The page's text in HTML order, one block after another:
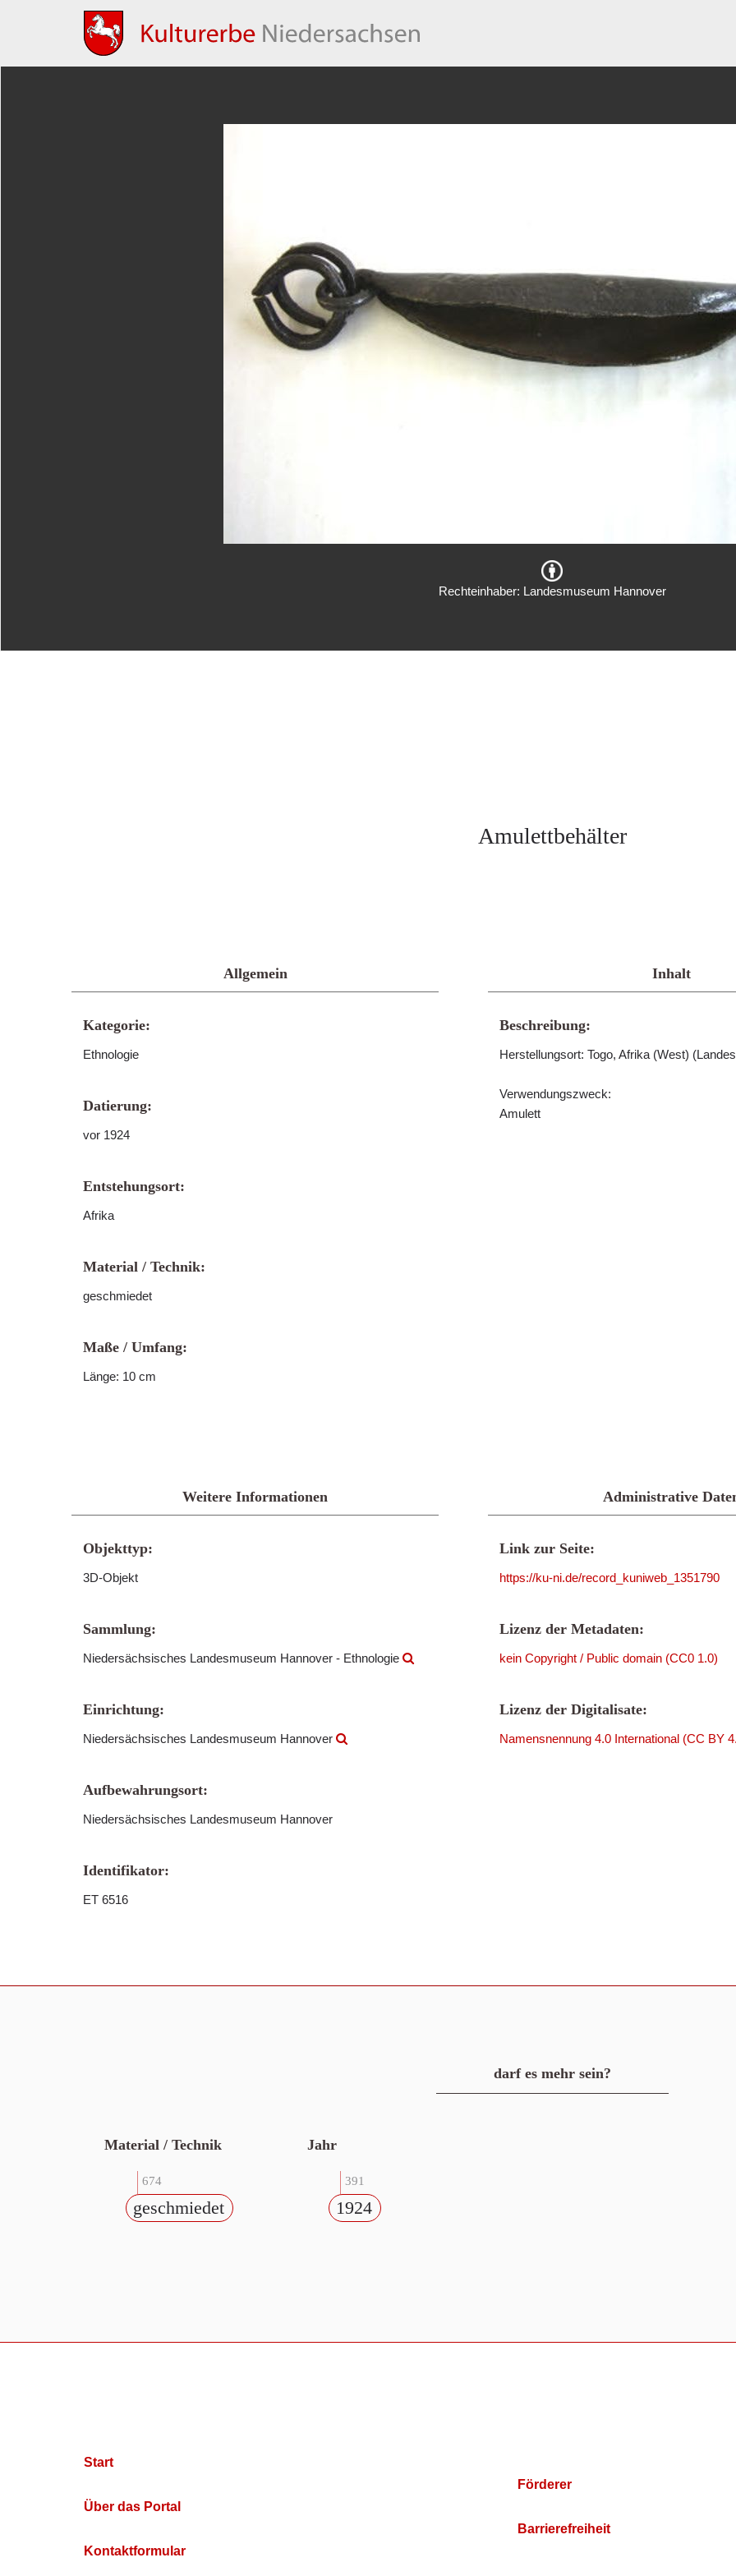
Rechteinhaber: Landesmuseum Hannover
Amulettbehälter
Allgemein
Kategorie:
Ethnologie
Datierung:
vor 1924
Entstehungsort:
Afrika
Material / Technik:
geschmiedet
Maße / Umfang:
Länge: 10 cm
Inhalt
Beschreibung:
Herstellungsort: Togo, Afrika (West)
Verwendungszweck:
Amulett
Weitere Informationen
Objekttyp:
3D-Objekt
Sammlung:
Niedersächsisches Landesmuseum Hannover - Ethnologie
Einrichtung:
Niedersächsisches Landesmuseum Hannover
Aufbewahrungsort:
Niedersächsisches Landesmuseum Hannover
Identifikator:
ET 6516
Administrative
Link zur Seite:
https://ku-ni.de/record_kuniweb_1351790
Lizenz der Metadaten:
kein Copyright / Public domain (CC0 1.0)
Lizenz der Digitalisate:
Namensnennung 4.0 International (CC BY
darf es mehr sein?
Material / Technik
674
geschmiedet
Jahr
391
1924
Start
Über das Portal
Kontaktformular
Förderer
Barrierefreiheit